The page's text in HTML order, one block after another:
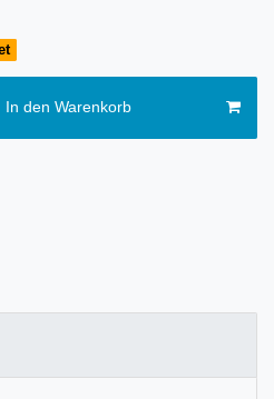
In den Warenkorb